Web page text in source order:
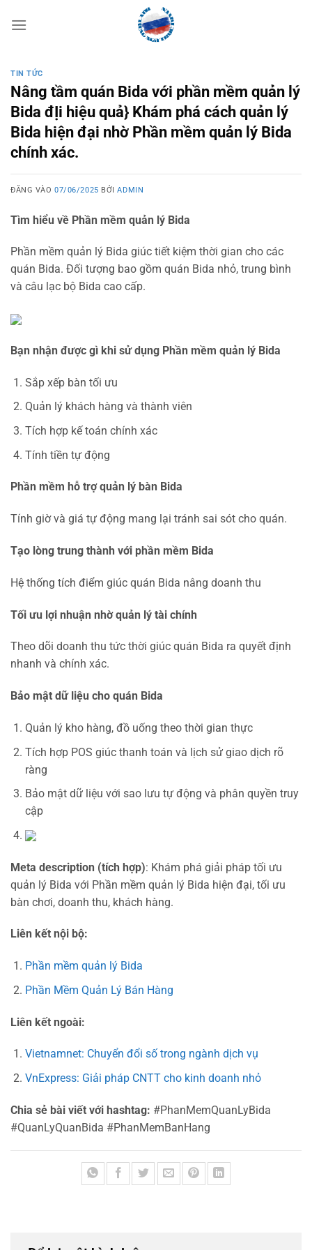
qua
TIN TỨC
Nâng tầm quán Bida với phần mềm quản lý
Bida đỊi hiệu quả} Khám phá cách quản lý
Bida hiện đại nhờ Phần mềm quản lý Bida
chính xác.
ĐĂNG VÀO07/06/2025 BỞIADMIN
Tìm hiểu về Phần mềm quản lý Bida
Phần mềm quản lý Bida giúc tiết kiệm thời gian cho các
quán Bida. Đối tượng bao gồm quán Bida nhỏ, trung bình
và câu lạc bộ Bida cao cấp.
Bạn nhận được gì khi sử dụng Phần mềm quản lý Bida
Sắp xếp bàn tối ưu
Quản lý khách hàng và thành viên
Tích hợp kế toán chính xác
Tính tiền tự động
Phần mềm hỗ trợ quản lý bàn Bida
Tính giờ và giá tự động mang lại tránh sai sót cho quán.
Tạo lòng trung thành với phần mềm Bida
Hệ thống tích điểm giúc quán Bida nâng doanh thu
Tối ưu lợi nhuận nhờ quản lý tài chính
Theo dõi doanh thu tức thời giúc quán Bida ra quyết định
nhanh và chính xác.
Bảo mật dữ liệu cho quán Bida
Quản lý kho hàng, đồ uống theo thời gian thực
Tích hợp POS giúc thanh toán và lịch sử giao dịch rõ
ràng
Bảo mật dữ liệu với sao lưu tự động và phân quyền truy
cập
Meta description (tích hợp): Khám phá giải pháp tối ưu
quản lý Bida với Phần mềm quản lý Bida hiện đại, tối ưu
bàn chơi, doanh thu, khách hàng.
Liên kết nội bộ:
Phần mềm quản lý Bida
Phần Mềm Quản Lý Bán Hàng
Liên kết ngoài:
Vietnamnet: Chuyển đổi số trong ngành dịch vụ
VnExpress: Giải pháp CNTT cho kinh doanh nhỏ
Chia sẻ bài viết với hashtag: #PhanMemQuanLyBida
#QuanLyQuanBida #PhanMemBanHang